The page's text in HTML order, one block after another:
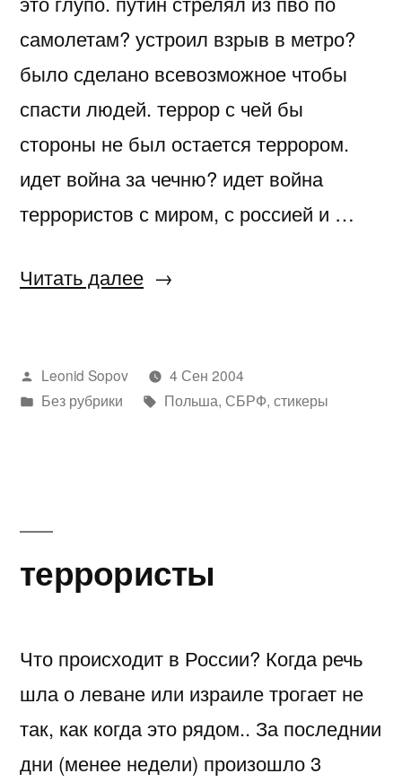
самолетам? устроил взрыв в метро?
было сделано всевозможное чтобы
спасти людей. террор с чей бы
стороны не был остается террором.
идет война за чечню? идет война
террористов с миром, с россией и …
Читать далее«про
Написано
автором
Leonid Sopov
4 Сен 2004
Написано
Без рубрики Метки:
Польша, СБРФ, стикеры
террористы
Что происходит в России? Когда речь
шла о леване или израиле трогает не
так, как когда это рядом.. За последнии
дни (менее недели) произошло 3